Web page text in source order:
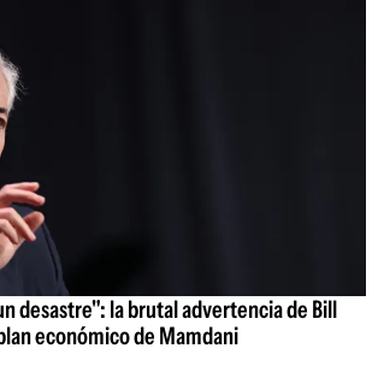
desastre": la brutal advertencia de Bill
económico de Mamdani